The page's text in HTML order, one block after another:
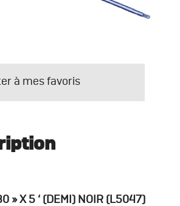
à mes favoris
» X 5 ‘ (DEMI) NOIR (L5047)